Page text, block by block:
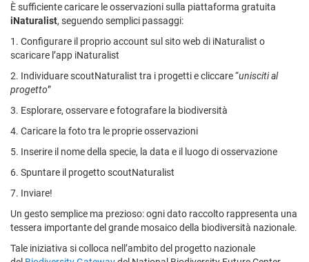
È sufficiente caricare le osservazioni sulla piattaforma gratuita
iNaturalist, seguendo semplici passaggi:
1. Configurare il proprio account sul sito web di iNaturalist o
scaricare l’app iNaturalist
2. Individuare scoutNaturalist tra i progetti e cliccare “unisciti al
progetto”
3. Esplorare, osservare e fotografare la biodiversità
4. Caricare la foto tra le proprie osservazioni
5. Inserire il nome della specie, la data e il luogo di osservazione
6. Spuntare il progetto scoutNaturalist
7. Inviare!
Un gesto semplice ma prezioso: ogni dato raccolto rappresenta una
tessera importante del grande mosaico della biodiversità nazionale.
Tale iniziativa si colloca nell’ambito del progetto nazionale